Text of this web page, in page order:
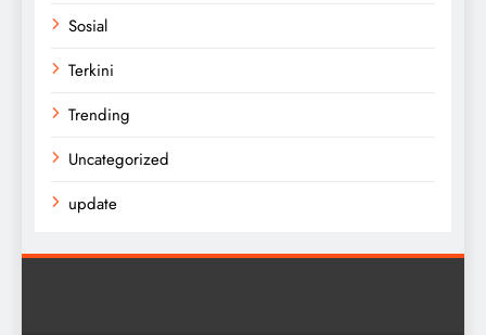
Sosial
Terkini
Trending
Uncategorized
update